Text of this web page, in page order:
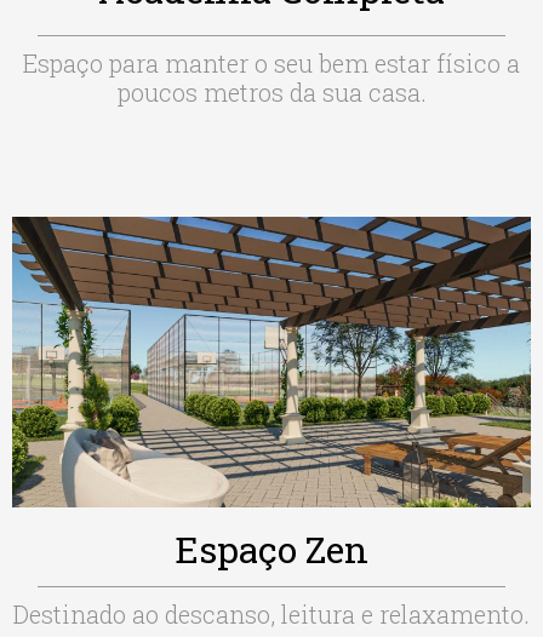
Espaço para manter o seu bem estar físico a
poucos metros da sua casa.
Espaço Zen
Destinado ao descanso, leitura e relaxamento.